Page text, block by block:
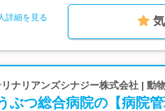
詳細を見る
ナリアンズシナジー株式会社 | 動
ぶつ総合病院の【病院